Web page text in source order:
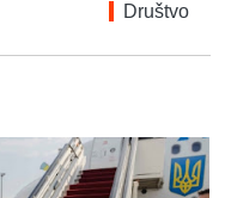
Društvo